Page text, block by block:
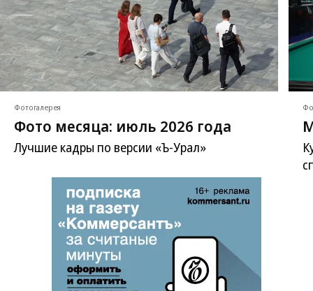
Фотогалерея
Фото месяца: июль 2026 года
Лучшие кадры по версии «Ъ-Урал»